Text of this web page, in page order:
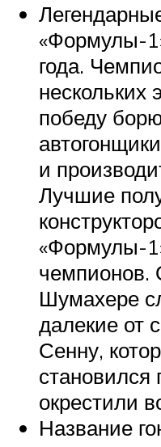
«Формулы-
года.
нескольких
победу
и
Лучшие
«Формулы-
чемпионов.
Шумахере
далекие от
Сенну,
окрестили
Название